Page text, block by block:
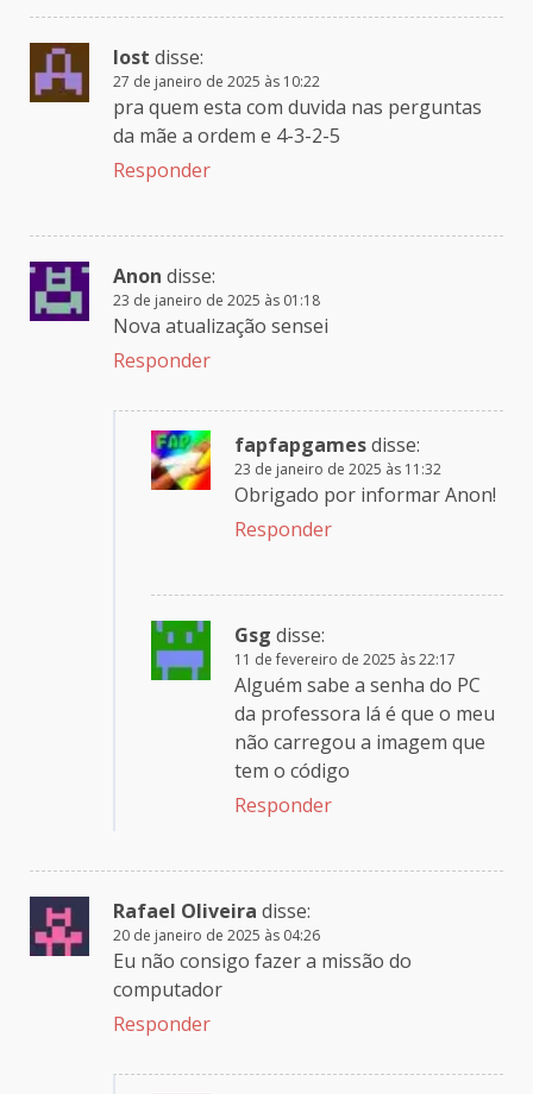
lost disse:
27 de janeiro de 2025 às 10:22
pra quem esta com duvida nas perguntas
da mãe a ordem e 4-3-2-5
Responder
Anon disse:
23 de janeiro de 2025 às 01:18
Nova atualização sensei
Responder
fapfapgamesdisse:
23 de janeiro de 2025 às 11:32
Obrigado por informar Anon!
Responder
Gsg disse:
11 de fevereiro de 2025 às 22:17
Alguém sabe a senha do PC
da professora lá é que o meu
não carregou a imagem que
tem o código
Responder
Rafael Oliveira disse:
20 de janeiro de 2025 às 04:26
Eu não consigo fazer a missão do
computador
Responder